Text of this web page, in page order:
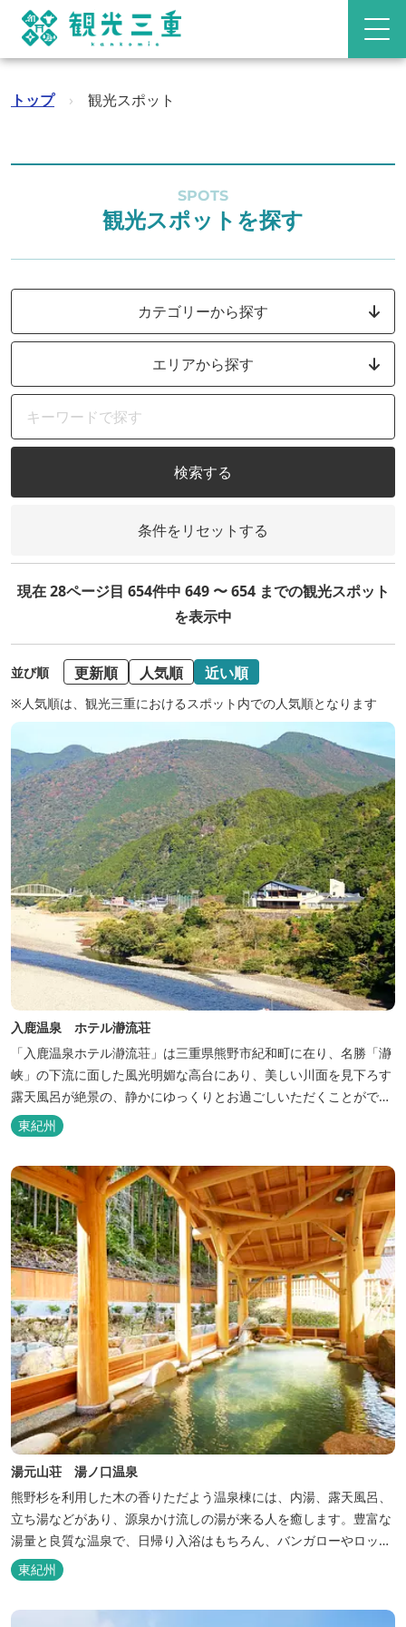
トップ › 観光スポット
SPOTS
観光スポットを探す
カテゴリーから探す
エリアから探す
検索する
条件をリセットする
現在 28ページ目 654件中 649 〜 654 までの観光スポット
を表示中
並び順 更新順 人気順 近い順
※人気順は、観光三重におけるスポット内での人気順となります
入鹿温泉 ホテル瀞流荘
「入鹿温泉ホテル瀞流荘」は三重県熊野市紀和町に在り、名勝「瀞
峡」の下流に面した風光明媚な高台にあり、美しい川面を見下ろす
露天風呂が絶景の、静かにゆっくりとお過ごしいただくことができ
る温泉宿泊施設です。 熊野古道をはじめ、日本一の棚田と称される
丸山千枚田、赤木城跡、熊野本宮大社（熊野三山）、玉置神社が近
くに点在し、和歌山・奈良の遺産や名所からも近いことから観光ア
クセスには大変便利な立地と...
東紀州
湯元山荘 湯ノ口温泉
熊野杉を利用した木の香りただよう温泉棟には、内湯、露天風呂、
立ち湯などがあり、源泉かけ流しの湯が来る人を癒します。豊富な
湯量と良質な温泉で、日帰り入浴はもちろん、バンガローやロッジ
などの宿泊施設も備えているので、宿泊しながらゆったりと温泉を
楽しむ人も多いです。
東紀州